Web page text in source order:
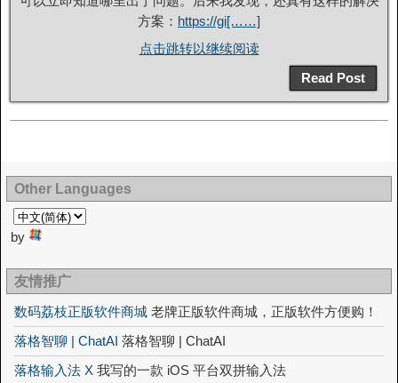
方案： https://gi[……]
点击跳转以继续阅读
Read Post
Other Languages
by
友情推广
数码荔枝正版软件商城 老牌正版软件商城，正版软件方便购！
落格智聊 | ChatAI 落格智聊 | ChatAI
落格输入法 X 我写的一款 iOS 平台双拼输入法